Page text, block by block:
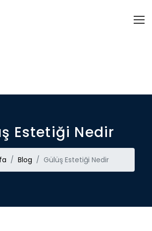
Estetiği Nedir
Blog Gülüş Estetiği Nedir